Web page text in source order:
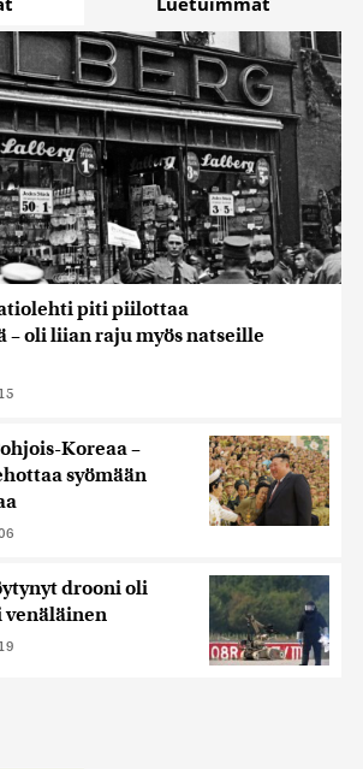
piti piilottaa
– oli liian raju myös natseille
Koreaa –
syömään
drooni oli
venäläinen